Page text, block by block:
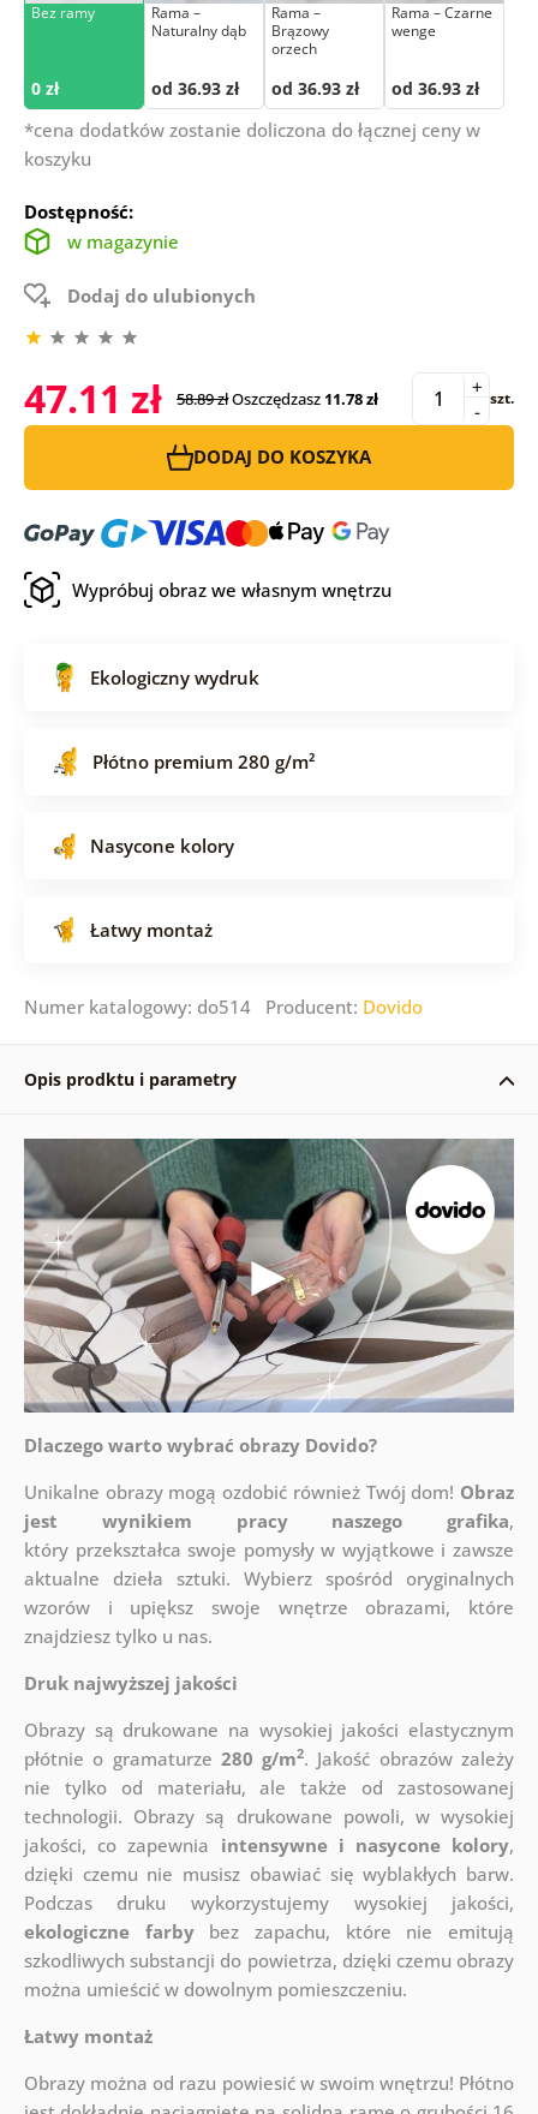
Bez ramy
0 zł
Rama –
Naturalny dąb
od 36.93 zł
Rama –
Brązowy
orzech
od 36.93 zł
Rama – Czarne
wenge
od 36.93 zł
*cena dodatków zostanie doliczona do łącznej ceny w
koszyku
Dostępność:
w magazynie
Dodaj do ulubionych
47.11 zł 58.89 złOszczędzasz11.78 zł -
+ szt.
DODAJ DO KOSZYKA
Wypróbuj obraz we własnym wnętrzu
Ekologiczny wydruk
Płótno premium 280 g/m²
Nasycone kolory
Łatwy montaż
Numer katalogowy: do514 Producent: Dovido
Opis prodktu i parametry
Dlaczego warto wybrać obrazy Dovido?
Unikalne obrazy mogą ozdobić również Twój dom! Obraz
jest wynikiem pracy naszego grafika,
który przekształca swoje pomysły w wyjątkowe i zawsze
aktualne dzieła sztuki. Wybierz spośród oryginalnych
wzorów i upiększ swoje wnętrze obrazami, które
znajdziesz tylko u nas.
Druk najwyższej jakości
Obrazy są drukowane na wysokiej jakości elastycznym
płótnie o gramaturze 280 g/m2. Jakość obrazów zależy
nie tylko od materiału, ale także od zastosowanej
technologii. Obrazy są drukowane powoli, w wysokiej
jakości, co zapewnia intensywne i nasycone kolory,
dzięki czemu nie musisz obawiać się wyblakłych barw.
Podczas druku wykorzystujemy wysokiej jakości,
ekologiczne farbybez zapachu, które nie emitują
szkodliwych substancji do powietrza, dzięki czemu obrazy
można umieścić w dowolnym pomieszczeniu.
Łatwy montaż
Obrazy można od razu powiesić w swoim wnętrzu! Płótno